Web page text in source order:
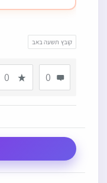
קובץ תשעה באב
0
0